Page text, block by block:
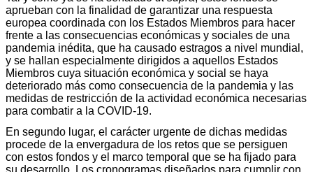
aprueban con la finalidad de garantizar una respuesta
europea coordinada con los Estados Miembros para hacer
frente a las consecuencias económicas y sociales de una
pandemia inédita, que ha causado estragos a nivel mundial,
y se hallan especialmente dirigidos a aquellos Estados
Miembros cuya situación económica y social se haya
deteriorado más como consecuencia de la pandemia y las
medidas de restricción de la actividad económica necesarias
para combatir a la COVID-19.
En segundo lugar, el carácter urgente de dichas medidas
procede de la envergadura de los retos que se persiguen
con estos fondos y el marco temporal que se ha fijado para
su desarrollo. Los cronogramas diseñados para cumplir con